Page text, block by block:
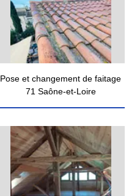
Pose et changement de faitage
71 Saône-et-Loire